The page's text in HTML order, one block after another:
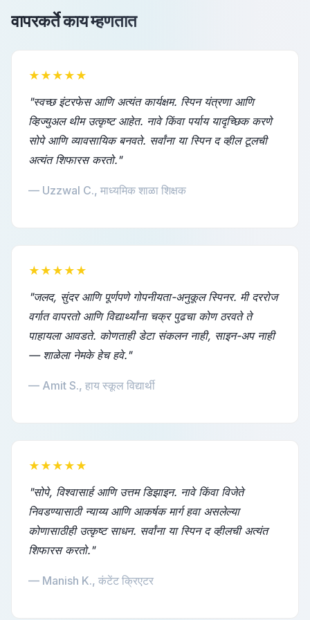
वापरकर्ते काय म्हणतात
★★★★★
"स्वच्छ इंटरफेस आणि अत्यंत कार्यक्षम. स्पिन यंत्रणा आणि
व्हिज्युअल थीम उत्कृष्ट आहेत. नावे किंवा पर्याय यादृच्छिक करणे
सोपे आणि व्यावसायिक बनवते. सर्वांना या स्पिन द व्हील टूलची
अत्यंत शिफारस करतो."
— Uzzwal C., माध्यमिक शाळा शिक्षक
★★★★★
"जलद, सुंदर आणि पूर्णपणे गोपनीयता-अनुकूल स्पिनर. मी दररोज
वर्गात वापरतो आणि विद्यार्थ्यांना चक्र पुढचा कोण ठरवते ते
पाहायला आवडते. कोणताही डेटा संकलन नाही, साइन-अप नाही
— शाळेला नेमके हेच हवे."
— Amit S., हाय स्कूल विद्यार्थी
★★★★★
"सोपे, विश्वासार्ह आणि उत्तम डिझाइन. नावे किंवा विजेते
निवडण्यासाठी न्याय्य आणि आकर्षक मार्ग हवा असलेल्या
कोणासाठीही उत्कृष्ट साधन. सर्वांना या स्पिन द व्हीलची अत्यंत
शिफारस करतो."
— Manish K., कंटेंट क्रिएटर